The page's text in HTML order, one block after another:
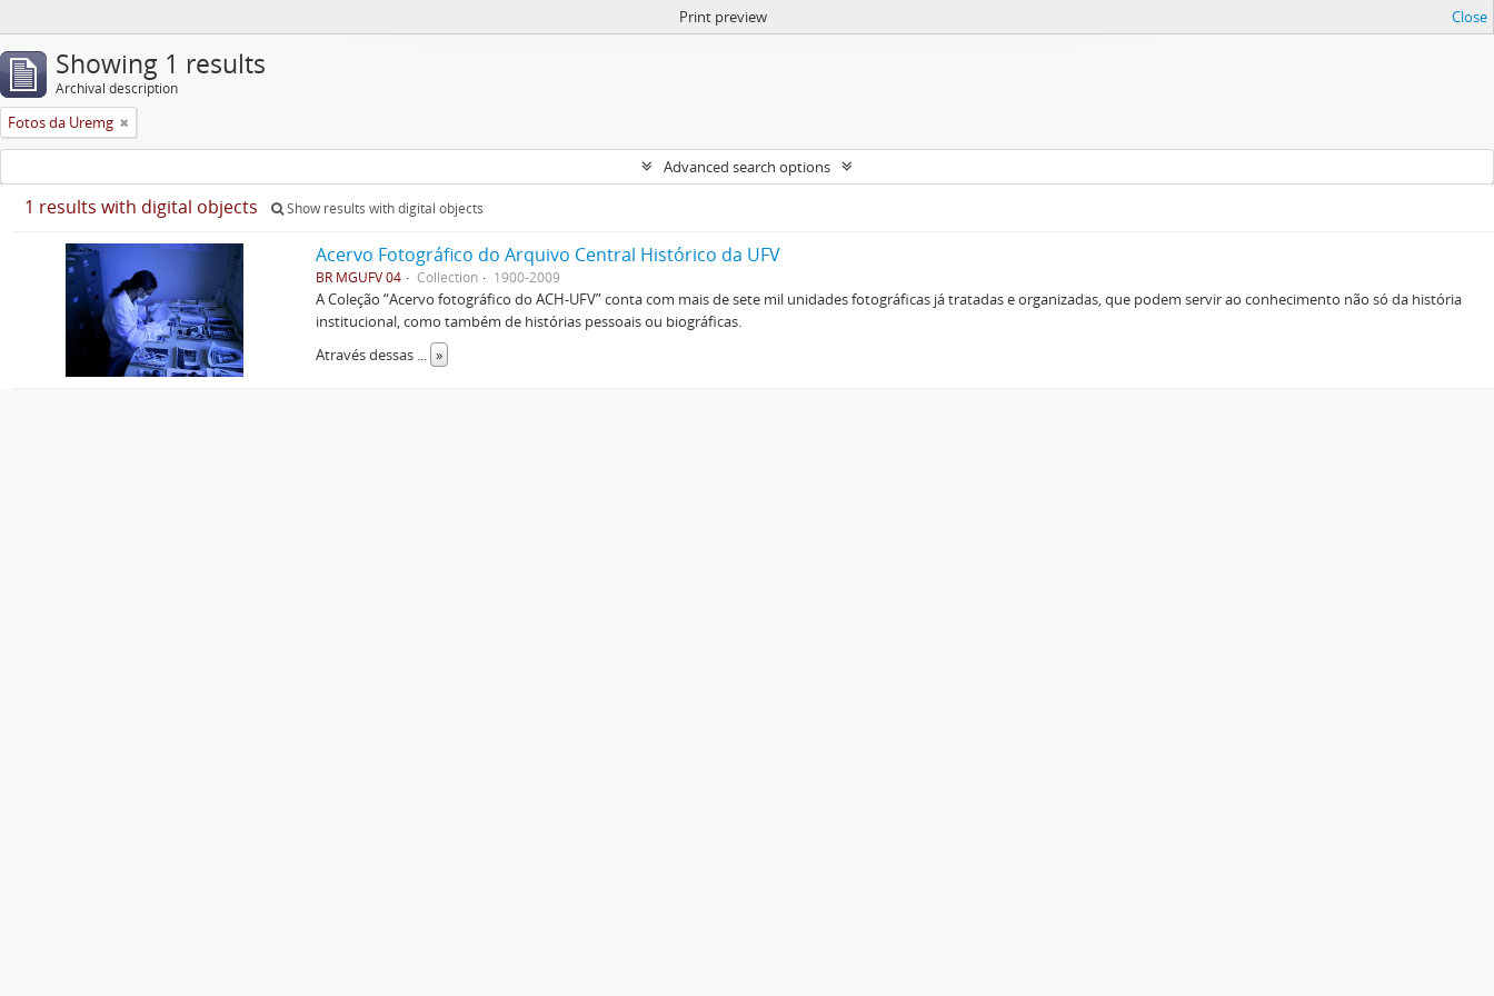
Print preview Close
Showing 1 results
Archival description
Fotos da Uremg
Advanced search options
1 results with digital objects Show results with digital objects
Acervo Fotográfico do Arquivo Central Histórico da UFV
BR MGUFV 04 Collection 1900-2009
A Coleção “Acervo fotográfico do ACH-UFV” conta com mais de sete mil unidades fotográficas já tratadas e organizadas, que podem servir ao conhecimento não só da história
institucional, como também de histórias pessoais ou biográficas.
Através dessas ... »